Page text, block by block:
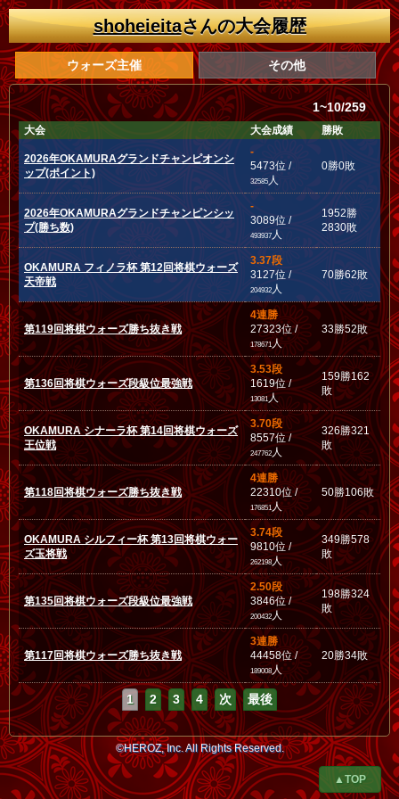
shoheieitaさんの大会履歴
ウォーズ主催 その他
1~10/259
大会 大会成績 勝敗
2026年OKAMURAグランドチャンピオンシ
ップ(ポイント)
-
5473位 /
32585 人
0勝0敗
2026年OKAMURAグランドチャンピンシッ
プ(勝ち数)
-
3089位 /
493937 人
1952勝
2830敗
OKAMURA フィノラ杯 第12回将棋ウォーズ
天帝戦
3.37段
3127位 /
204932 人
70勝62敗
第119回将棋ウォーズ勝ち抜き戦
4連勝
27323位 /
178671人
33勝52敗
第136回将棋ウォーズ段級位最強戦
3.53段
1619位 /
13081人
159勝162
敗
OKAMURA シナーラ杯 第14回将棋ウォーズ
王位戦
3.70段
8557位 /
247762 人
326勝321
敗
第118回将棋ウォーズ勝ち抜き戦
4連勝
22310位 /
176851人
50勝106敗
OKAMURA シルフィー杯 第13回将棋ウォー
ズ玉将戦
3.74段
9810位 /
262198人
349勝578
敗
第135回将棋ウォーズ段級位最強戦
2.50段
3846位 /
200432 人
198勝324
敗
第117回将棋ウォーズ勝ち抜き戦
3連勝
44458位 /
189008人
20勝34敗
1 2 3 4 次 最後
©HEROZ, Inc. All Rights Reserved.
▲TOP